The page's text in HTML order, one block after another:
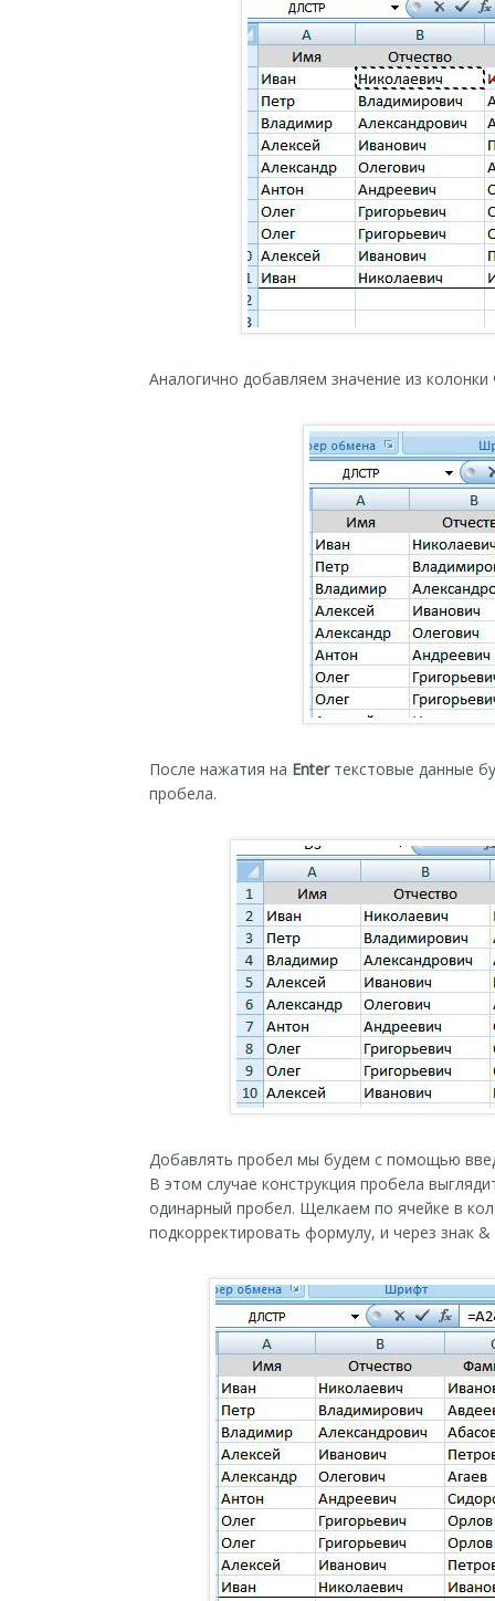
Аналогично добавляем значение из колонки
После нажатия на Enterтекстовые данные
пробела.
Добавлять пробел мы будем с помощью
В этом случае конструкция пробела
одинарный пробел. Щелкаем по ячейке в
подкорректировать формулу, и через знак